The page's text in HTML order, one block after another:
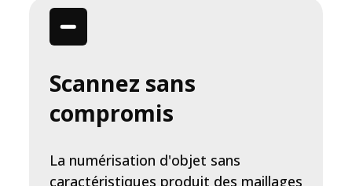
Scannez sans
compromis
La numérisation d'objet sans
caractéristiques produit des maillages